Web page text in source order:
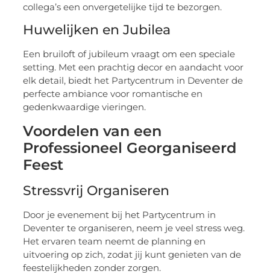
collega’s een onvergetelijke tijd te bezorgen.
Huwelijken en Jubilea
Een bruiloft of jubileum vraagt om een speciale
setting. Met een prachtig decor en aandacht voor
elk detail, biedt het Partycentrum in Deventer de
perfecte ambiance voor romantische en
gedenkwaardige vieringen.
Voordelen van een
Professioneel Georganiseerd
Feest
Stressvrij Organiseren
Door je evenement bij het Partycentrum in
Deventer te organiseren, neem je veel stress weg.
Het ervaren team neemt de planning en
uitvoering op zich, zodat jij kunt genieten van de
feestelijkheden zonder zorgen.